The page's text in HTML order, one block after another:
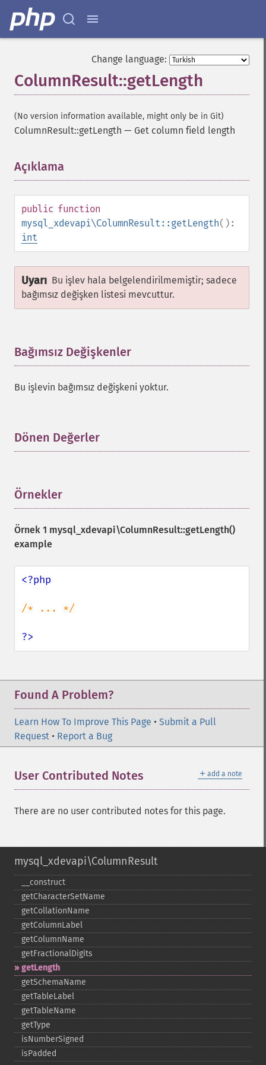
Change language:
ColumnResult::getLength
(No version information available, might only be in Git)
ColumnResult::getLength — Get column field length
Açıklama
public function
mysql_xdevapi\ColumnResult::getLength():
int
Uyarı Bu işlev hala belgelendirilmemiştir; sadece
bağımsız değişken listesi mevcuttur.
Bağımsız Değişkenler
Bu işlevin bağımsız değişkeni yoktur.
Dönen Değerler
Örnekler
Örnek 1 mysql_xdevapi\ColumnResult::getLength()
example
<?php
/* ... */
?>
Found A Problem?
Learn How To Improve This Page • Submit a Pull
Request • Report a Bug
＋ add a note
User Contributed Notes
There are no user contributed notes for this page.
mysql_xdevapi\ColumnResult
_​_​construct
getCharacterSetName
getCollationName
getColumnLabel
getColumnName
getFractionalDigits
getLength
getSchemaName
getTableLabel
getTableName
getType
isNumberSigned
isPadded